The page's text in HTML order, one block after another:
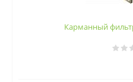
Карманный